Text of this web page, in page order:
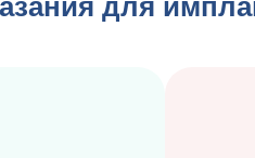
для